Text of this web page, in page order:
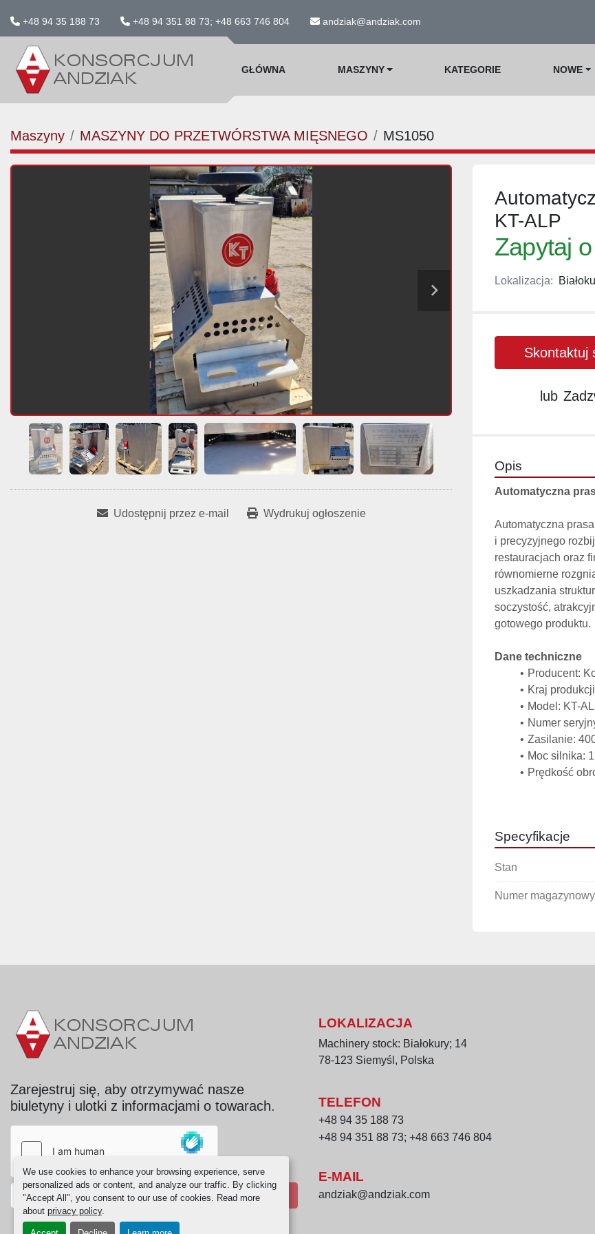
We use cookies to enhance your browsing experience, serve
personalized ads or content, and analyze our traffic. By clicking
"Accept All", you consent to our use of cookies. Read more
about privacy policy.
+48 94 35 188 73 +48 94 351 88 73; +48 663 746 804 andziak@andziak.com
GŁÓWNA MASZYNY KATEGORIE NOWE
Maszyny MASZYNY DO PRZETWÓRSTWA MIĘSNEGO MS1050
Udostępnij przez e-mail Wydrukuj ogłoszenie
KT-ALP
Zapytaj
Lokalizacja:
Skontaktuj
lub
Opis
Automatyczna
Automatyczna
i precyzyjnego
restauracjach oraz
równomierne
uszkadzania
soczystość,
gotowego produktu.
Dane techniczne
Producent:
Kraj
Model: KT-
Numer
Zasilanie:
Moc silnika:
Prędkość
Parametry robocze
pracy).
zakładach
Urządzenie
Specyfikacje
Stan
Numer magazynowy
Zarejestruj się, aby otrzymywać nasze
biuletyny i ulotki z informacjami o towarach.
SUBSKRYBUJ
LOKALIZACJA
Machinery stock: Białokury; 14
78-123 Siemyśl, Polska
TELEFON
+48 94 35 188 73
+48 94 351 88 73; +48 663 746 804
E-MAIL
andziak@andziak.com